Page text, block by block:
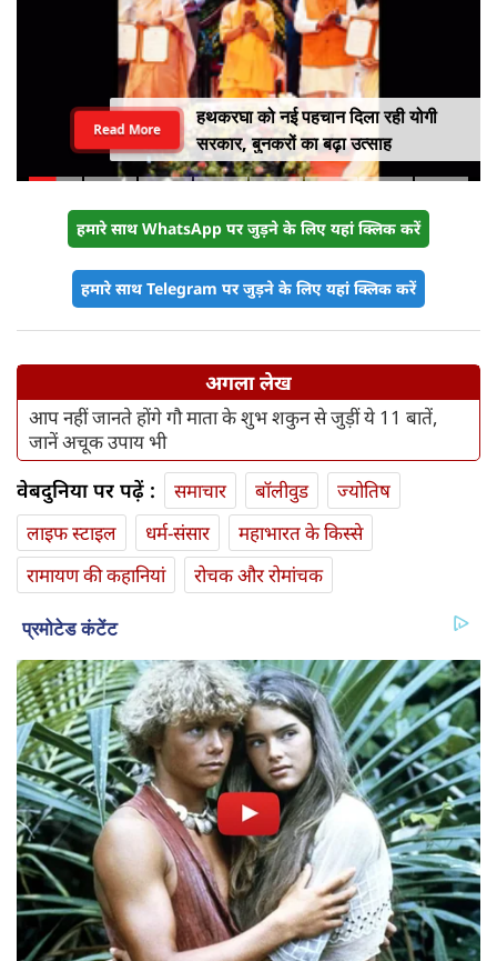
हथकरघा को नई पहचान दिला रही योगी
सरकार, बुनकरों का बढ़ा उत्साह
Read More
हमारे साथ WhatsApp पर जुड़ने के लिए यहां क्लिक करें
हमारे साथ Telegram पर जुड़ने के लिए यहां क्लिक करें
अगला लेख
आप नहीं जानते होंगे गौ माता के शुभ शकुन से जुड़ीं ये 11 बातें,
जानें अचूक उपाय भी
वेबदुनिया पर पढ़ें : समाचार बॉलीवुड
ज्योतिष
लाइफ स्‍टाइल
धर्म-संसार
महाभारत के किस्से
रामायण की कहानियां
रोचक और रोमांचक